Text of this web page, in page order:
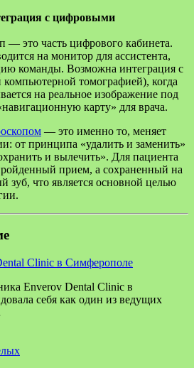
с цифровыми
это часть цифрового кабинета.
на монитор для ассистента,
команды. Возможна интеграция с
томографией), когда
на реальное изображение под
карту» для врача.
— это именно то, меняет
от принципа «удалить и заменить»
и вылечить». Для пациента
прием, а сохраненный на
зуб, что является основной целью
Clinic в Симферополе
Enverov Dental Clinic в
себя как один из ведущих